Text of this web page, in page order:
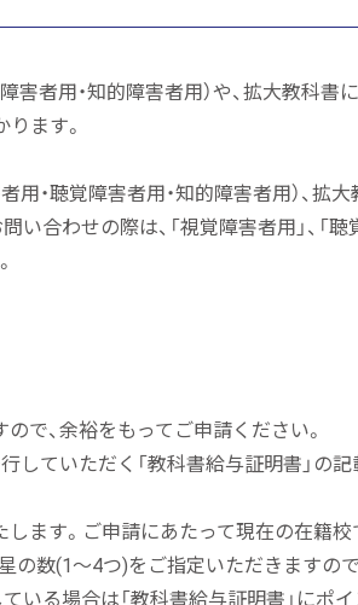
害者用・知的障害者用）や、拡大教科
ます。
用・聴覚障害者用・知的障害者用）、拡
合わせの際は、「視覚障害者用」、「聴
、余裕をもってご申請ください。
ていただく「教科書給与証明書」の
す。ご申請にあたって現在の在籍校
(1～4つ)をご指定いただきますので
いる場合は「教科書給与証明書」にポ